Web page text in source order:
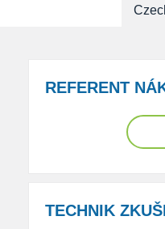
REFERENT
TECHNIK